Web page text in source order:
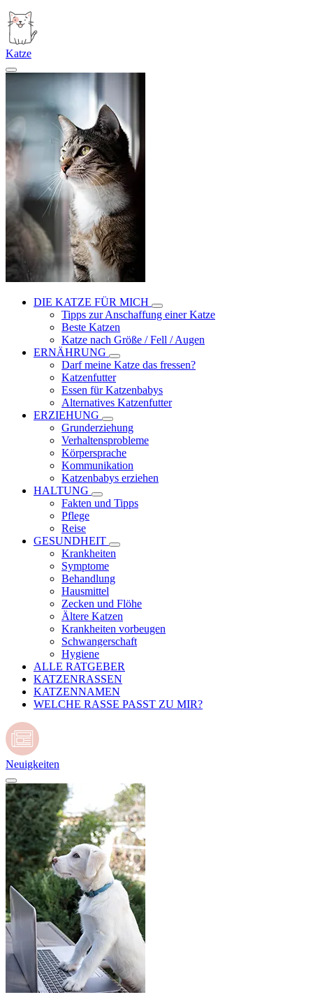
Katze
DIE KATZE FÜR MICH
Tipps zur Anschaffung einer Katze
Beste Katzen
Katze nach Größe / Fell / Augen
ERNÄHRUNG
Darf meine Katze das fressen?
Katzenfutter
Essen für Katzenbabys
Alternatives Katzenfutter
ERZIEHUNG
Grunderziehung
Verhaltensprobleme
Körpersprache
Kommunikation
Katzenbabys erziehen
HALTUNG
Fakten und Tipps
Pflege
Reise
GESUNDHEIT
Krankheiten
Symptome
Behandlung
Hausmittel
Zecken und Flöhe
Ältere Katzen
Krankheiten vorbeugen
Schwangerschaft
Hygiene
ALLE RATGEBER
KATZENRASSEN
KATZENNAMEN
WELCHE RASSE PASST ZU MIR?
Neuigkeiten